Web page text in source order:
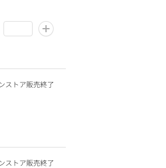
ストア販売終了
ストア販売終了